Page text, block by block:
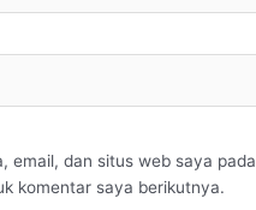
email, dan situs web saya pada
komentar saya berikutnya.